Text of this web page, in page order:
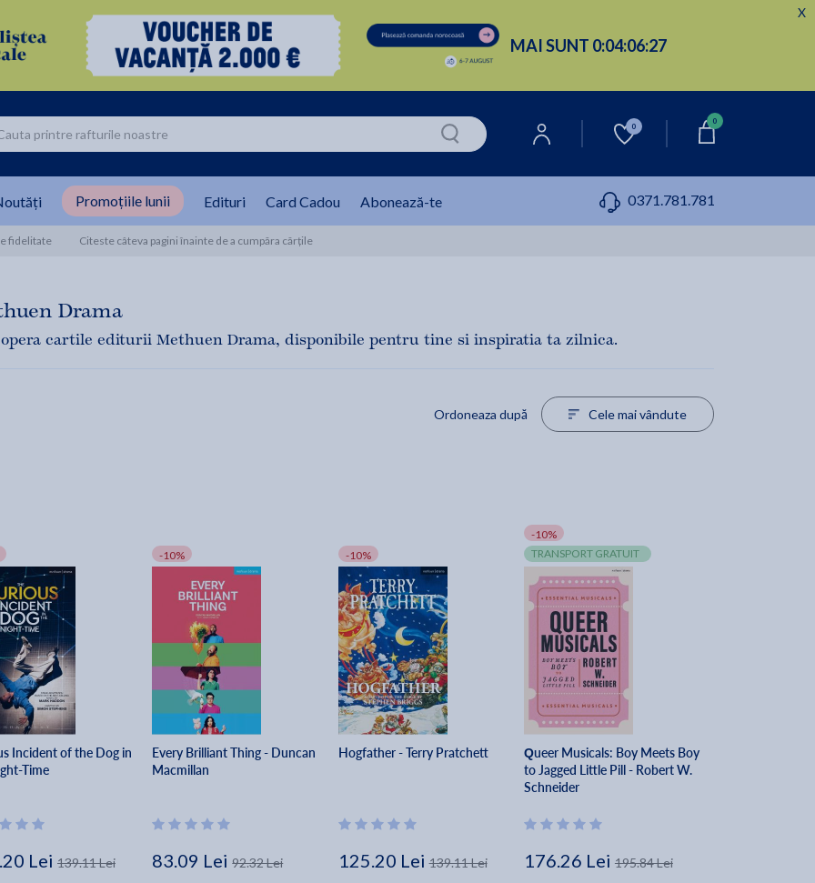
MAI SUNT 0:04:06:26
X
0
0
Promoțiile lunii Edituri Card Cadou Abonează-te 0371.781.781
fidelitate Citeste câteva pagini înainte de a cumpăra cărțile
Drama
cartile editurii Methuen Drama, disponibile pentru tine si inspiratia ta zilnica.
Ordoneaza după Cele mai vândute
Incident of the Dog in
Time
Lei 139.11 Lei
-10%
Every Brilliant Thing - Duncan
Macmillan
83.09 Lei 92.32 Lei
-10%
Hogfather - Terry Pratchett
125.20 Lei 139.11 Lei
-10%
TRANSPORT GRATUIT
Queer Musicals: Boy Meets Boy
to Jagged Little Pill - Robert W.
Schneider
176.26 Lei 195.84 Lei